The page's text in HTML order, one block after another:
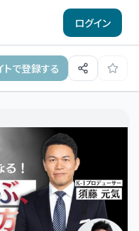
ログイン
トで登録する